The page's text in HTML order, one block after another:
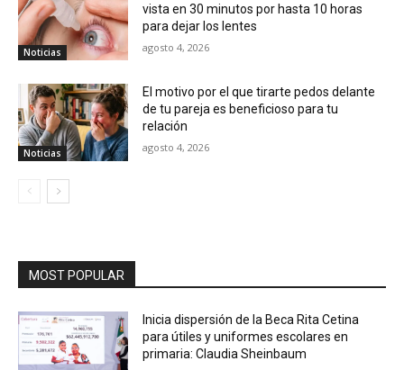
Noticias
vista en 30 minutos por hasta 10 horas
para dejar los lentes
agosto 4, 2026
Noticias
El motivo por el que tirarte pedos delante
de tu pareja es beneficioso para tu
relación
agosto 4, 2026
MOST POPULAR
Inicia dispersión de la Beca Rita Cetina
para útiles y uniformes escolares en
primaria: Claudia Sheinbaum